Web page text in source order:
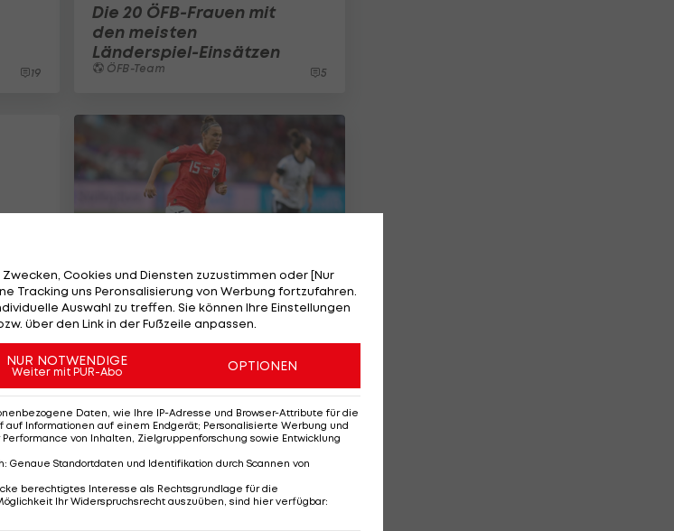
19
Die 20 ÖFB-Frauen mit
den meisten
Länderspiel-Einsätzen
ÖFB-Team 5
Diese ÖFB-Frauen
starten in die WM-
Qualifikation
ÖFB-Team
Cookies und Diensten zuzustimmen oder [Nur
Tracking uns Peronsalisierung von Werbung fortzufahren.
Auswahl zu treffen. Sie können Ihre Einstellungen
über den Link in der Fußzeile anpassen.
NUR NOTWENDIGE
Weiter mit PUR-Abo OPTIONEN
Daten, wie Ihre IP-Adresse und Browser-Attribute für die
auf Informationen auf einem Endgerät; Personalisierte Werbung und
von Inhalten, Zielgruppenforschung sowie Entwicklung
: Genaue Standortdaten und Identifikation durch Scannen von
berechtigtes Interesse als Rechtsgrundlage für die
Ihr Widerspruchsrecht auszuüben, sind hier verfügbar: